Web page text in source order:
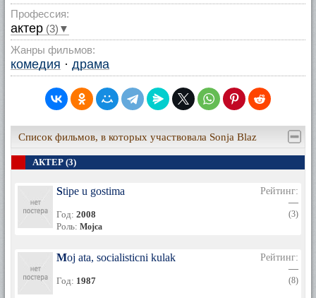
Профессия:
актер (3)▼
Жанры фильмов:
комедия · драма
Список фильмов, в которых участвовала Sonja Blaz
АКТЕР (3)
Stipe u gostima
Год: 2008
Роль: Mojca
Рейтинг:
—
(3)
Moj ata, socialisticni kulak
Год: 1987
Рейтинг:
—
(8)